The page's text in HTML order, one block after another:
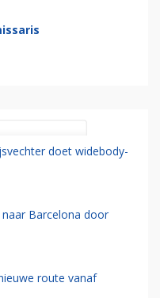
doet widebody-
Barcelona door
route vanaf